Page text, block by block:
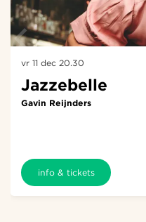
Jazzebelle
Gavin Reijnders
vr 11 dec 20.30
info & tickets